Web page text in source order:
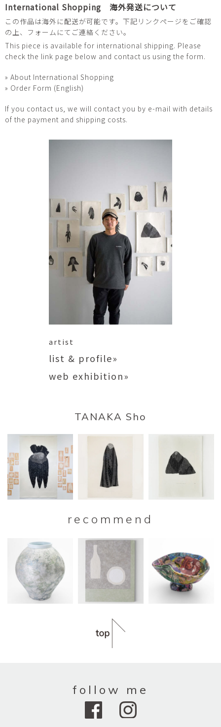
International Shopping 海外発送について
この作品は海外に配送が可能です。下記リンクページをご確認
の上、フォームにてご連絡ください。
This piece is available for international shipping. Please
check the link page below and contact us using the form.
» About International Shopping
» Order Form (English)
If you contact us, we will contact you by e-mail with details
of the payment and shipping costs.
artist
list & profile»
web exhibition»
TANAKA Sho
recommend
follow me